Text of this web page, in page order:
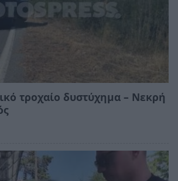
τροχαίο δυστύχημα – Νεκρή